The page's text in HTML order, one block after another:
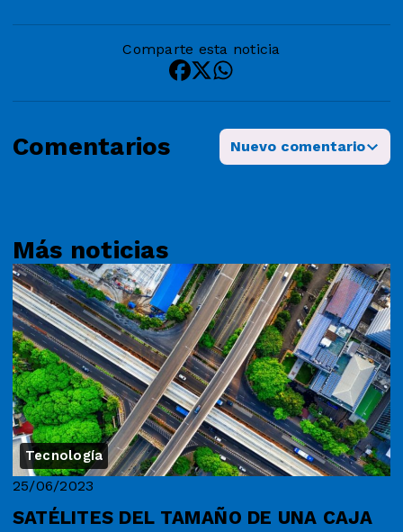
Comparte esta noticia
Comentarios Nuevo comentario
Más noticias
Tecnología
25/06/2023
SATÉLITES DEL TAMAÑO DE UNA CAJA